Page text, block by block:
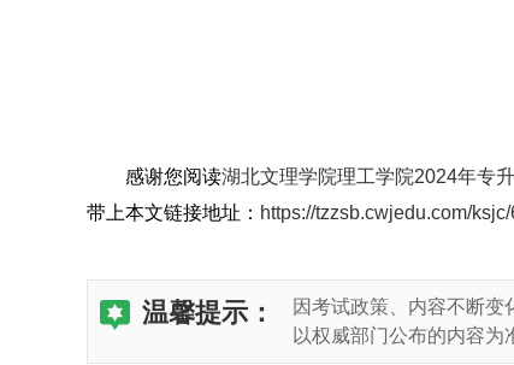
感谢您阅读湖北文理学院理工学院2024年专
带上本文链接地址： https://tzzsb.cwjedu.com/
温馨提示：
因考试政策、内容不断
以权威部门公布的内容为